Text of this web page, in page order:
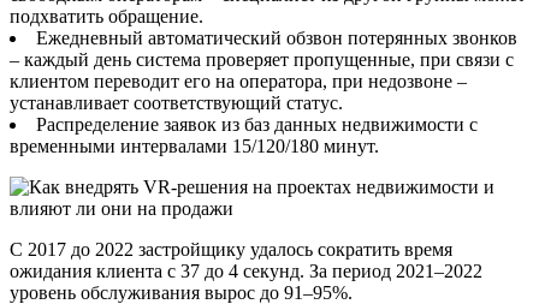
подхватить обращение.
Ежедневный автоматический обзвон потерянных звонков
– каждый день система проверяет пропущенные, при связи с
клиентом переводит его на оператора, при недозвоне –
устанавливает соответствующий статус.
Распределение заявок из баз данных недвижимости с
временными интервалами 15/120/180 минут.
С 2017 до 2022 застройщику удалось сократить время
ожидания клиента с 37 до 4 секунд. За период 2021–2022
уровень обслуживания вырос до 91–95%.